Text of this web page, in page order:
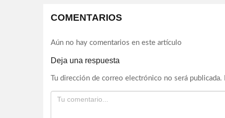
COMENTARIOS
Aún no hay comentarios en este artículo
Deja una respuesta
Tu dirección de correo electrónico no será publicada.